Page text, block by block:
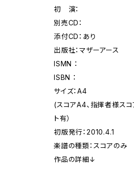
初 演：
別売CD：
添付CD：あり
出版社：マザーアース
ISMN ：
ISBN ：
サイズ：A4
(スコアA4、指揮者様スコ
ト有）
初版発行：2010.4.1
楽譜の種類：スコアのみ
作品の詳細↓